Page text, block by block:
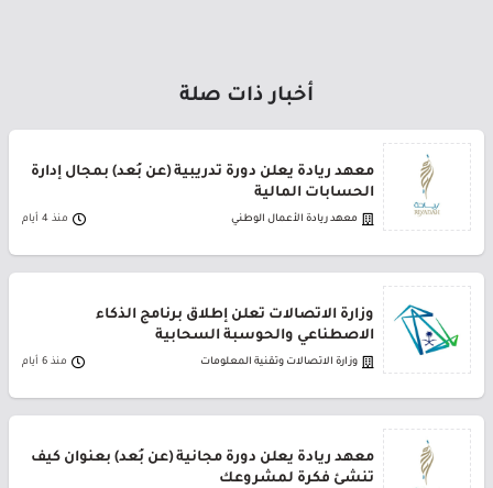
أخبار ذات صلة
معهد ريادة يعلن دورة تدريبية (عن بُعد) بمجال إدارة
الحسابات المالية
معهد ريادة الأعمال الوطني منذ 4 أيام
وزارة الاتصالات تعلن إطلاق برنامج الذكاء
الاصطناعي والحوسبة السحابية
وزارة الاتصالات وتقنية المعلومات منذ 6 أيام
معهد ريادة يعلن دورة مجانية (عن بُعد) بعنوان كيف
تنشئ فكرة لمشروعك